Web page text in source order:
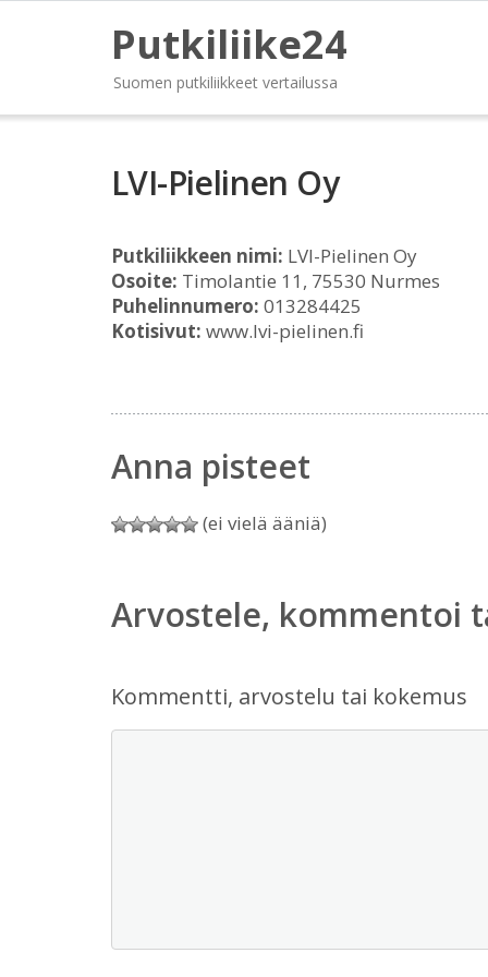
Putkiliike24
Suomen putkiliikkeet vertailussa
LVI-Pielinen Oy
Putkiliikkeen nimi: LVI-Pielinen Oy
Osoite: Timolantie 11, 75530 Nurmes
Puhelinnumero: 013284425
Kotisivut: www.lvi-pielinen.fi
Anna pisteet
(ei vielä ääniä)
Arvostele, kommentoi
Kommentti, arvostelu tai kokemus